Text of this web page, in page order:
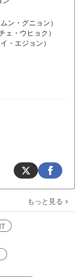
ン・グニョン）
ェ・ウヒョク）
・エジョン）
もっと見る